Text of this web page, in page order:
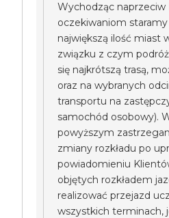
Wychodząc naprzeciw
oczekiwaniom
największą ilość miast
związku z czym
się najkrótszą trasą,
oraz na wybranych
transportu na
samochód osobowy).
powyższym
zmiany rozkładu po
powiadomieniu
objętych rozkładem
realizować przejazd
wszystkich terminach,